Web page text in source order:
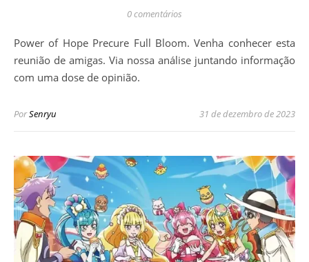
0 comentários
Power of Hope Precure Full Bloom. Venha conhecer esta
reunião de amigas. Via nossa análise juntando informação
com uma dose de opinião.
PorSenryu 31 de dezembro de 2023